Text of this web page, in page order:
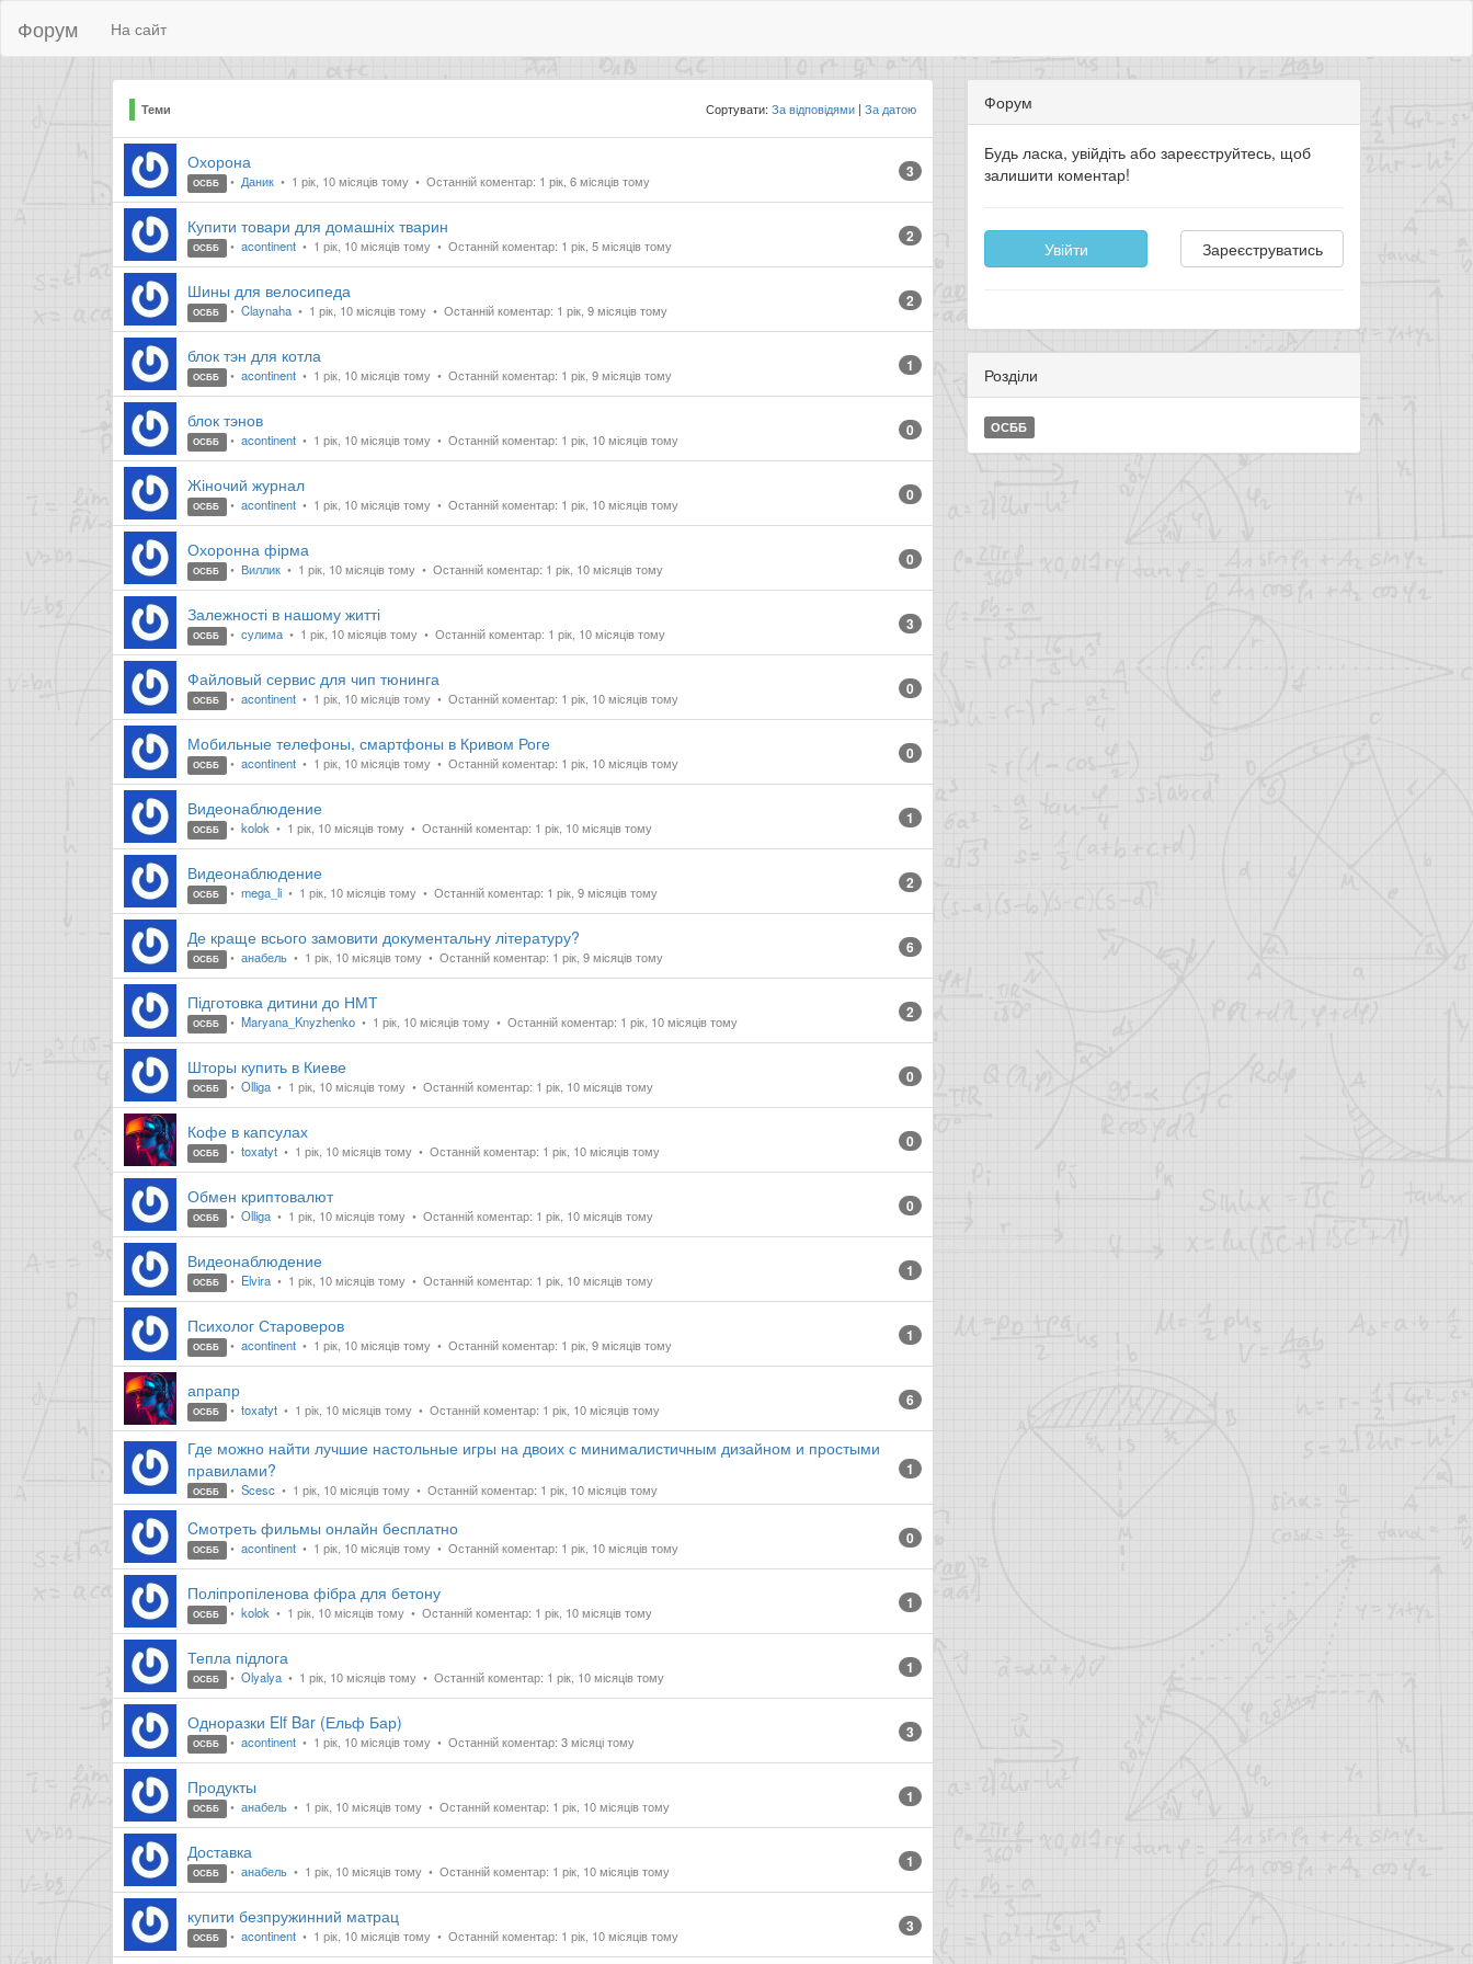
Форум На сайт
Теми Сортувати:За відповідями За датою
Охорона
ОСББ Даник 1 рік, 10 місяців тому Останній коментар: 1 рік, 6 місяців тому 3
Купити товари для домашніх тварин
ОСББ acontinent 1 рік, 10 місяців тому Останній коментар: 1 рік, 5 місяців тому 2
Шины для велосипеда
ОСББ Claynaha 1 рік, 10 місяців тому Останній коментар: 1 рік, 9 місяців тому 2
блок тэн для котла
ОСББ acontinent 1 рік, 10 місяців тому Останній коментар: 1 рік, 9 місяців тому 1
блок тэнов
ОСББ acontinent 1 рік, 10 місяців тому Останній коментар: 1 рік, 10 місяців тому 0
Жіночий журнал
ОСББ acontinent 1 рік, 10 місяців тому Останній коментар: 1 рік, 10 місяців тому 0
Охоронна фірма
ОСББ Виллик 1 рік, 10 місяців тому Останній коментар: 1 рік, 10 місяців тому 0
Залежності в нашому житті
ОСББ сулима 1 рік, 10 місяців тому Останній коментар: 1 рік, 10 місяців тому 3
Файловый сервис для чип тюнинга
ОСББ acontinent 1 рік, 10 місяців тому Останній коментар: 1 рік, 10 місяців тому 0
Мобильные телефоны, смартфоны в Кривом Роге
ОСББ acontinent 1 рік, 10 місяців тому Останній коментар: 1 рік, 10 місяців тому 0
Видеонаблюдение
ОСББ kolok 1 рік, 10 місяців тому Останній коментар: 1 рік, 10 місяців тому 1
Видеонаблюдение
ОСББ mega_li 1 рік, 10 місяців тому Останній коментар: 1 рік, 9 місяців тому 2
Де краще всього замовити документальну літературу?
ОСББ анабель 1 рік, 10 місяців тому Останній коментар: 1 рік, 9 місяців тому 6
Підготовка дитини до НМТ
ОСББ Maryana_Knyzhenko 1 рік, 10 місяців тому Останній коментар: 1 рік, 10 місяців тому 2
Шторы купить в Киеве
ОСББ Olliga 1 рік, 10 місяців тому Останній коментар: 1 рік, 10 місяців тому 0
Кофе в капсулах
ОСББ toxatyt 1 рік, 10 місяців тому Останній коментар: 1 рік, 10 місяців тому 0
Обмен криптовалют
ОСББ Olliga 1 рік, 10 місяців тому Останній коментар: 1 рік, 10 місяців тому 0
Видеонаблюдение
ОСББ Elvira 1 рік, 10 місяців тому Останній коментар: 1 рік, 10 місяців тому 1
Психолог Староверов
ОСББ acontinent 1 рік, 10 місяців тому Останній коментар: 1 рік, 9 місяців тому 1
апрапр
ОСББ toxatyt 1 рік, 10 місяців тому Останній коментар: 1 рік, 10 місяців тому 6
Где можно найти лучшие настольные игры на двоих с минималистичным дизайном и простыми
правилами?
ОСББ Scesc 1 рік, 10 місяців тому Останній коментар: 1 рік, 10 місяців тому
1
Cмотреть фильмы онлайн бесплатно
ОСББ acontinent 1 рік, 10 місяців тому Останній коментар: 1 рік, 10 місяців тому 0
Поліпропіленова фібра для бетону
ОСББ kolok 1 рік, 10 місяців тому Останній коментар: 1 рік, 10 місяців тому 1
Тепла підлога
ОСББ Olyalya 1 рік, 10 місяців тому Останній коментар: 1 рік, 10 місяців тому 1
Одноразки Elf Bar (Ельф Бар)
ОСББ acontinent 1 рік, 10 місяців тому Останній коментар: 3 місяці тому 3
Продукты
ОСББ анабель 1 рік, 10 місяців тому Останній коментар: 1 рік, 10 місяців тому 1
Доставка
ОСББ анабель 1 рік, 10 місяців тому Останній коментар: 1 рік, 10 місяців тому 1
купити безпружинний матрац
ОСББ acontinent 1 рік, 10 місяців тому Останній коментар: 1 рік, 10 місяців тому 3
Форум
Будь ласка, увійдіть або зареєструйтесь, щоб
залишити коментар!
Увійти Зареєструватись
Розділи
ОСББ